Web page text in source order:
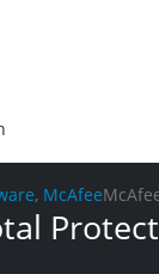
, McAfee